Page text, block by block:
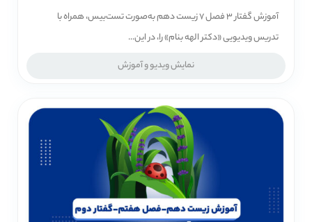
آموزش گفتار 3 فصل 7 زیست دهم به‌صورت تست‌بیس، همراه با
تدریس ویدیویی «دکتر الهه بنام» را، در این...
نمایش ویدیو و آموزش